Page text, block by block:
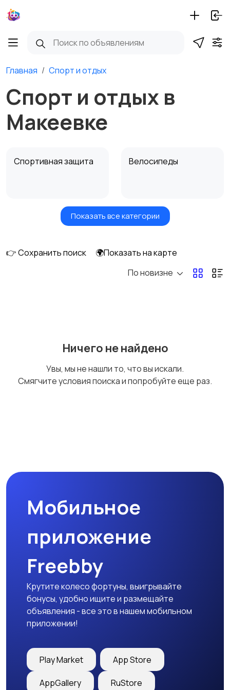
Главная Спорт и отдых
Спорт и отдых в
Макеевке
Спортивная защита Велосипеды
Самокаты и
Водные виды спорта
Тренажеры и фитнес Спортивное питание
Другое
Показать все категории
👉 Сохранить поиск
🌍Показать на карте
По новизне
Ничего не найдено
Увы, мы не нашли то, что вы искали.
Смягчите условия поиска и попробуйте еще раз.
Мобильное
приложение
Freebby
Крутите колесо фортуны, выигрывайте
бонусы, удобно ищите и размещайте
объявления - все это в нашем мобильном
приложении!
Play Market App Store
AppGallery RuStore